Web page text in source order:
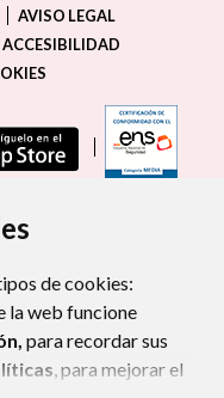
de cookies:
la web funcione
para recordar sus
, para mejorar el
AVISO LEGAL
ACCESIBILIDAD